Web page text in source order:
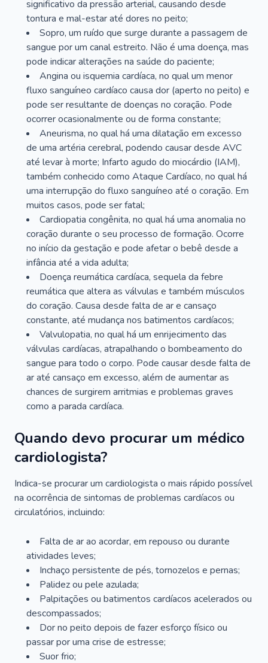
significativo da pressão arterial, causando desde
tontura e mal-estar até dores no peito;
Sopro, um ruído que surge durante a passagem de
sangue por um canal estreito. Não é uma doença, mas
pode indicar alterações na saúde do paciente;
Angina ou isquemia cardíaca, no qual um menor
fluxo sanguíneo cardíaco causa dor (aperto no peito) e
pode ser resultante de doenças no coração. Pode
ocorrer ocasionalmente ou de forma constante;
Aneurisma, no qual há uma dilatação em excesso
de uma artéria cerebral, podendo causar desde AVC
até levar à morte; Infarto agudo do miocárdio (IAM),
também conhecido como Ataque Cardíaco, no qual há
uma interrupção do fluxo sanguíneo até o coração. Em
muitos casos, pode ser fatal;
Cardiopatia congênita, no qual há uma anomalia no
coração durante o seu processo de formação. Ocorre
no início da gestação e pode afetar o bebê desde a
infância até a vida adulta;
Doença reumática cardíaca, sequela da febre
reumática que altera as válvulas e também músculos
do coração. Causa desde falta de ar e cansaço
constante, até mudança nos batimentos cardíacos;
Valvulopatia, no qual há um enrijecimento das
válvulas cardíacas, atrapalhando o bombeamento do
sangue para todo o corpo. Pode causar desde falta de
ar até cansaço em excesso, além de aumentar as
chances de surgirem arritmias e problemas graves
como a parada cardíaca.
Quando devo procurar um médico
cardiologista?
Indica-se procurar um cardiologista o mais rápido possível
na ocorrência de sintomas de problemas cardíacos ou
circulatórios, incluindo:
Falta de ar ao acordar, em repouso ou durante
atividades leves;
Inchaço persistente de pés, tornozelos e pernas;
Palidez ou pele azulada;
Palpitações ou batimentos cardíacos acelerados ou
descompassados;
Dor no peito depois de fazer esforço físico ou
passar por uma crise de estresse;
Suor frio;